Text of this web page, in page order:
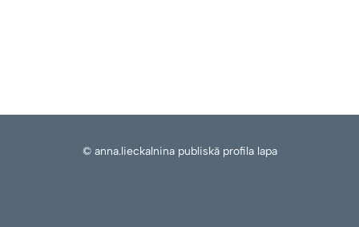
© anna.lieckalnina publiskā profila lapa